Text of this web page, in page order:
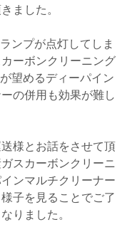
ました。
ンプが点灯してしま
ーボンクリーニング
望めるディーパイン
の併用も効果が難し
様とお話をさせて頂
スカーボンクリーニ
ンマルチクリーナー
子を見ることでご了
りました。